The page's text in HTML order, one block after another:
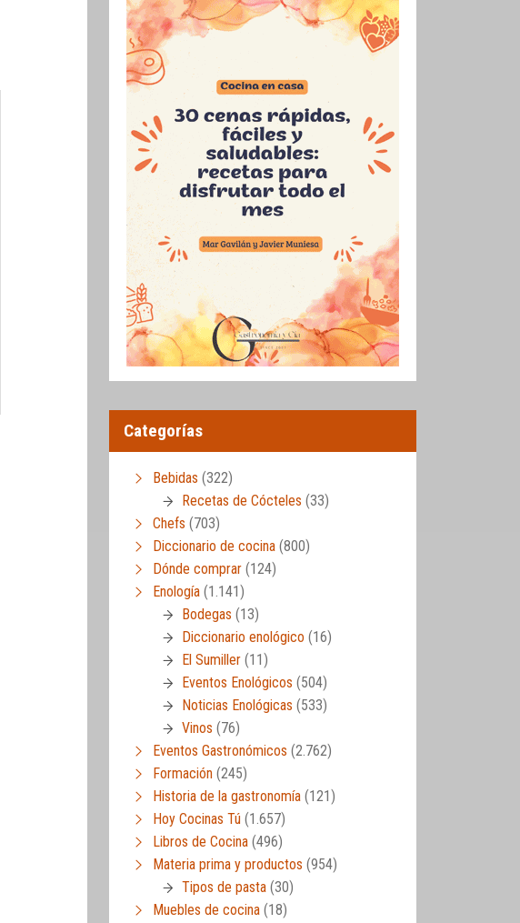
Categorías
Bebidas (322)
Recetas de Cócteles (33)
Chefs (703)
Diccionario de cocina (800)
Dónde comprar (124)
Enología (1.141)
Bodegas (13)
Diccionario enológico (16)
El Sumiller (11)
Eventos Enológicos (504)
Noticias Enológicas (533)
Vinos (76)
Eventos Gastronómicos (2.762)
Formación (245)
Historia de la gastronomía (121)
Hoy Cocinas Tú (1.657)
Libros de Cocina (496)
Materia prima y productos (954)
Tipos de pasta (30)
Muebles de cocina (18)